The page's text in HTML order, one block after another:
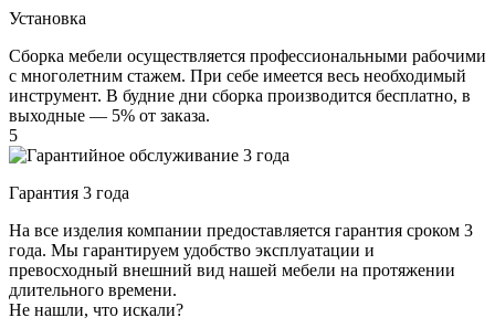
Установка
Сборка мебели осуществляется профессиональными рабочими
с многолетним стажем. При себе имеется весь необходимый
инструмент. В будние дни сборка производится бесплатно, в
выходные — 5% от заказа.
5
Гарантия 3 года
На все изделия компании предоставляется гарантия сроком 3
года. Мы гарантируем удобство эксплуатации и
превосходный внешний вид нашей мебели на протяжении
длительного времени.
Не нашли, что искали?